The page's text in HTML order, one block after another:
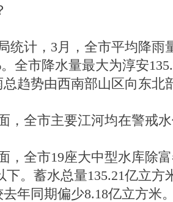
统计，3月，全市平均降雨
全市降水量最大为淳安
总趋势由西南部山区向东北
，全市主要江河均在警戒
，全市19座大中型水库除
下。蓄水总量135.21亿立方
去年同期偏少8.18亿立方米